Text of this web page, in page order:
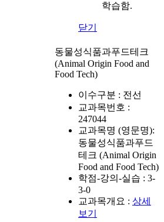
학습함.
닫기
동물성식품과푸드테크
(Animal Origin Food and
Food Tech)
이수구분 : 전선
교과목번호 :
247044
교과목명 (영문명):
동물성식품과푸드
테크 (Animal Origin
Food and Food Tech)
학점-강의-실습 : 3-
3-0
교과목개요 : 상세
보기